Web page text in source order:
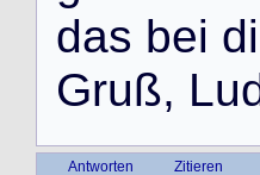
das bei di
Gruß, Lu
Antworten Zitieren